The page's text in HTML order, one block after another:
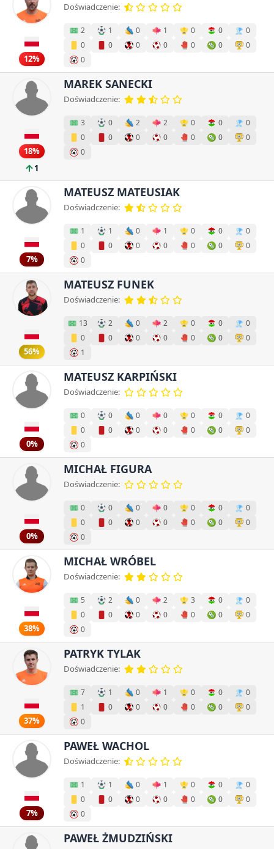
12%
Doświadczenie:
2 1 0 1 0 0
0
0
0 0 0 0 0
0
0
18%
1
MAREK SANECKI
Doświadczenie:
3 0 2 2 0 0
0
0
0 0 0 0 0
0
0
7%
MATEUSZ MATEUSIAK
Doświadczenie:
1 1 0 1 0 0
0
0
0 0 0 0 0
0
0
56%
MATEUSZ FUNEK
Doświadczenie:
13 2 0 2 0 0
0
0
0 0 0 0 0
0
1
0%
MATEUSZ KARPIŃSKI
Doświadczenie:
0 0 0 0 0 0
0
0
0 0 0 0 0
0
0
0%
MICHAŁ FIGURA
Doświadczenie:
0 0 0 0 0 0
0
0
0 0 0 0 0
0
0
38%
MICHAŁ WRÓBEL
Doświadczenie:
5 2 0 2 3 0
0
0
0 0 0 0 0
0
0
37%
PATRYK TYLAK
Doświadczenie:
7 1 0 1 0 0
0
1
0 0 0 0 0
0
0
7%
PAWEŁ WACHOL
Doświadczenie:
1 1 0 1 0 0
0
0
0 0 0 0 0
0
0
PAWEŁ ŻMUDZIŃSKI